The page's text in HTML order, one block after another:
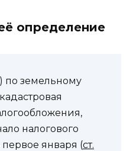
определение
по земельному
налогового
января (ст.